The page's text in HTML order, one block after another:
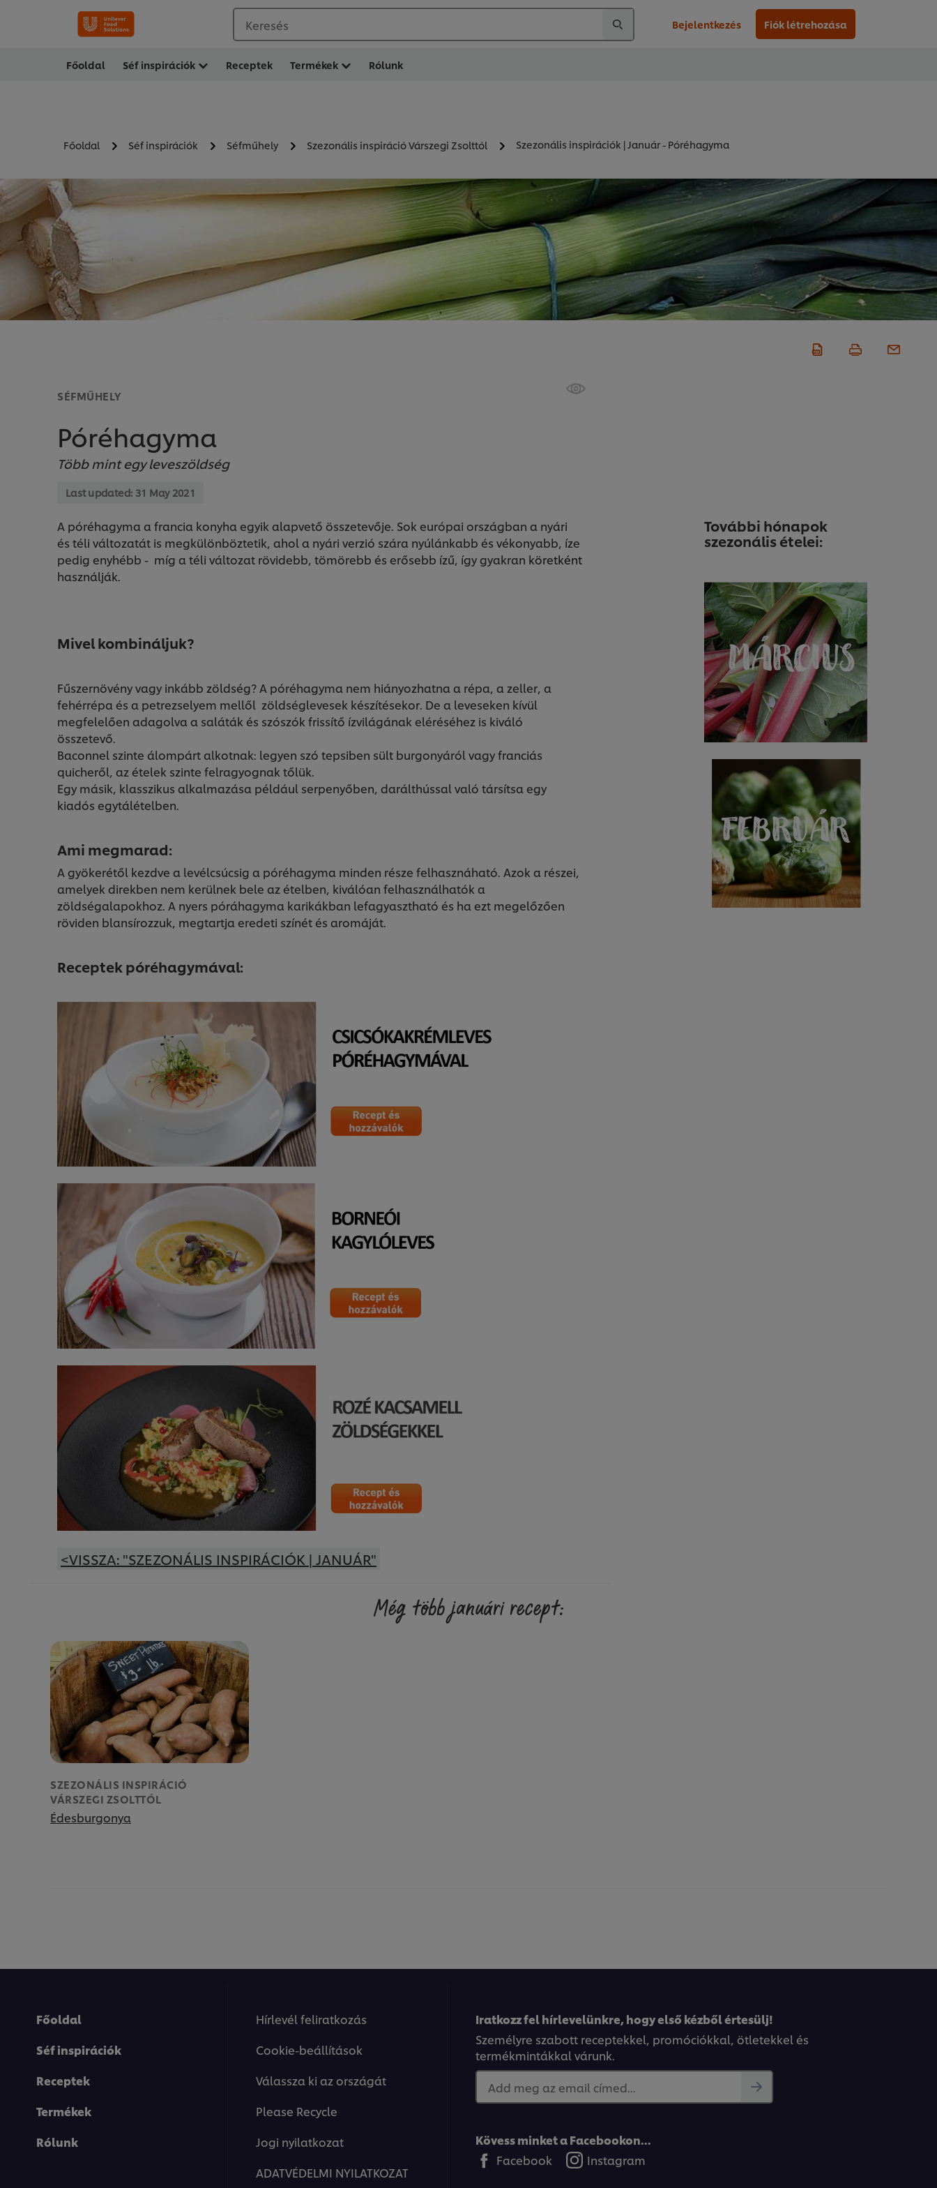
Keresés Bejelentkezés Fiók létrehozása
Főoldal Séf inspirációk Receptek Termékek Rólunk
Főoldal Séf inspirációk Séfműhely Szezonális inspiráció Várszegi Zsolttól Szezonális inspirációk | Január - Póréhagyma
SÉFMŰHELY
Póréhagyma
Több mint egy leveszöldség
Last updated: 31 May 2021
A póréhagyma a francia konyha egyik alapvető összetevője. Sok európai országban a nyári
és téli változatát is megkülönböztetik, ahol a nyári verzió szára nyúlánkabb és vékonyabb, íze
pedig enyhébb - míg a téli változat rövidebb, tömörebb és erősebb ízű, így gyakran köretként
használják.
Mivel kombináljuk?
Fűszernövény vagy inkább zöldség? A póréhagyma nem hiányozhatna a répa, a zeller, a
fehérrépa és a petrezselyem mellől zöldséglevesek készítésekor. De a leveseken kívül
megfelelően adagolva a saláták és szószók frissítő ízvilágának eléréséhez is kiváló
összetevő.
Baconnel szinte álompárt alkotnak: legyen szó tepsiben sült burgonyáról vagy franciás
quicheről, az ételek szinte felragyognak tőlük.
Egy másik, klasszikus alkalmazása például serpenyőben, darálthússal való társítsa egy
kiadós egytálételben.
Ami megmarad:
A gyökerétől kezdve a levélcsúcsig a póréhagyma minden része felhasznáható. Azok a részei,
amelyek direkben nem kerülnek bele az ételben, kiválóan felhasználhatók a
zöldségalapokhoz. A nyers póráhagyma karikákban lefagyasztható és ha ezt megelőzően
röviden blansírozzuk, megtartja eredeti színét és aromáját.
Receptek póréhagymával:
<VISSZA: "SZEZONÁLIS INSPIRÁCIÓK | JANUÁR"
További hónapok
szezonális ételei:
Még több januári recept:
SZEZONÁLIS INSPIRÁCIÓ
VÁRSZEGI ZSOLTTÓL
Édesburgonya
Főoldal
Séf inspirációk
Receptek
Termékek
Rólunk
Hírlevél feliratkozás
Cookie-beállítások
Válassza ki az országát
Please Recycle
Jogi nyilatkozat
ADATVÉDELMI NYILATKOZAT
Iratkozz fel hírlevelünkre, hogy első kézből értesülj!
Személyre szabott receptekkel, promóciókkal, ötletekkel és
termékmintákkal várunk.
Add meg az email címed...
Kövess minket a Facebookon...
Facebook
Instagram